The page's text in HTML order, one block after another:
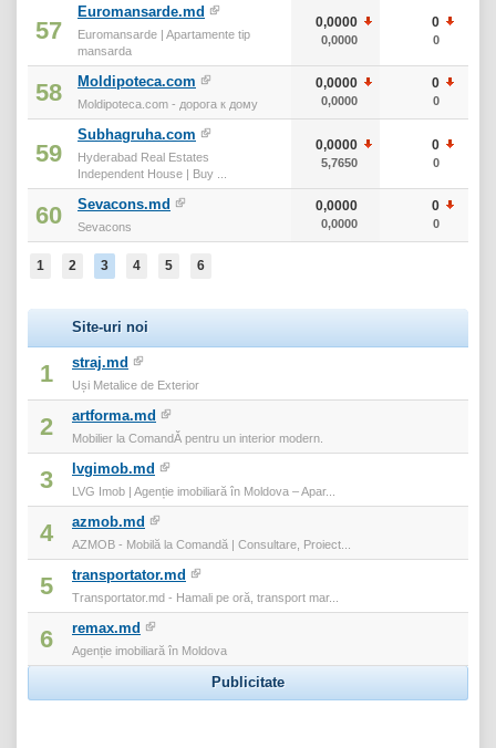
57
Euromansarde.md
Euromansarde | Apartamente tip
mansarda
0,0000
0,0000
0
0
58 Moldipoteca.com
Moldipoteca.com - дорога к дому
0,0000
0,0000
0
0
59
Subhagruha.com
Hyderabad Real Estates
Independent House | Buy ...
0,0000
5,7650
0
0
60 Sevacons.md
Sevacons
0,0000
0,0000
0
0
1 2 3 4 5 6
Site-uri noi
1 straj.md
Uși Metalice de Exterior
2 artforma.md
Mobilier la ComandĂ pentru un interior modern.
3 lvgimob.md
LVG Imob | Agenție imobiliară în Moldova – Apar...
4 azmob.md
AZMOB - Mobilă la Comandă | Consultare, Proiect...
5 transportator.md
Transportator.md - Hamali pe oră, transport mar...
6 remax.md
Agenție imobiliară în Moldova
Publicitate